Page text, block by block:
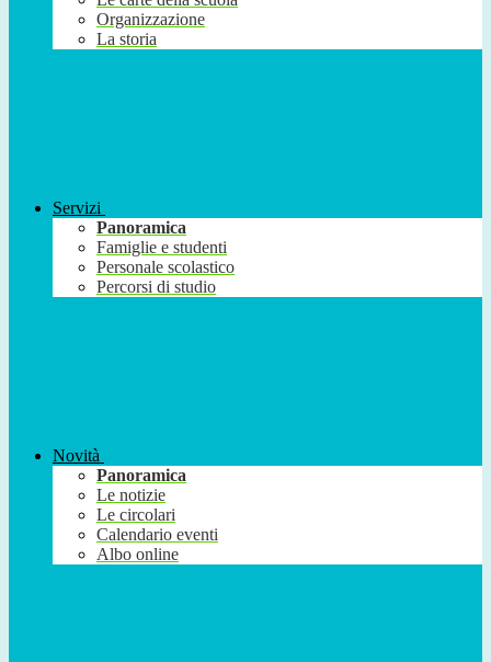
Organizzazione
La storia
Servizi
Panoramica
Famiglie e studenti
Personale scolastico
Percorsi di studio
Novità
Panoramica
Le notizie
Le circolari
Calendario eventi
Albo online